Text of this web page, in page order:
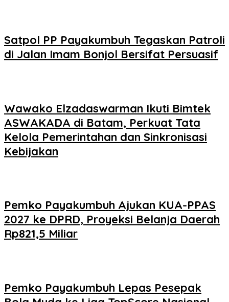
Satpol PP Payakumbuh Tegaskan Patroli
di Jalan Imam Bonjol Bersifat Persuasif
Wawako Elzadaswarman Ikuti Bimtek
ASWAKADA di Batam, Perkuat Tata
Kelola Pemerintahan dan Sinkronisasi
Kebijakan
Pemko Payakumbuh Ajukan KUA-PPAS
2027 ke DPRD, Proyeksi Belanja Daerah
Rp821,5 Miliar
Pemko Payakumbuh Lepas Pesepak